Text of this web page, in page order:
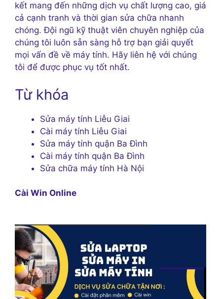
kết mang đến những dịch vụ chất lượng cao, giá
cả cạnh tranh và thời gian sửa chữa nhanh
chóng. Đội ngũ kỹ thuật viên chuyên nghiệp của
chúng tôi luôn sẵn sàng hỗ trợ bạn giải quyết
mọi vấn đề về máy tính. Hãy liên hệ với chúng
tôi để được phục vụ tốt nhất.
Từ khóa
Sửa máy tính Liễu Giai
Cài máy tính Liễu Giai
Sửa máy tính quận Ba Đình
Cài máy tính quận Ba Đình
Sửa chữa máy tính Hà Nội
Cài Win Online